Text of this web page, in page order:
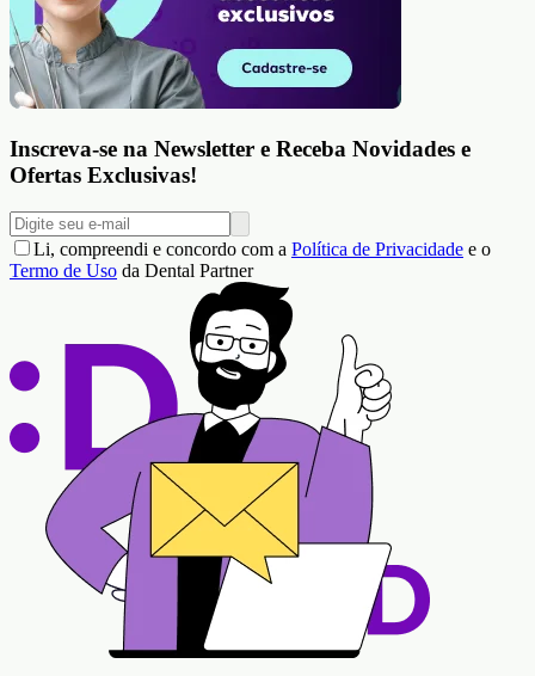
Inscreva-se na Newsletter e Receba Novidades e
Ofertas Exclusivas!
Li, compreendi e concordo com a Política de Privacidade e o
Termo de Uso da Dental Partner